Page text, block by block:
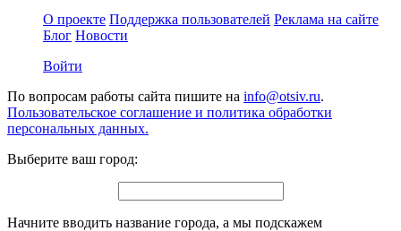
О проекте Поддержка пользователей Реклама на сайте
Блог Новости
Войти
По вопросам работы сайта пишите на info@otsiv.ru.
Пользовательское соглашение и политика обработки
персональных данных.
Выберите ваш город:
Начните вводить название города, а мы подскажем